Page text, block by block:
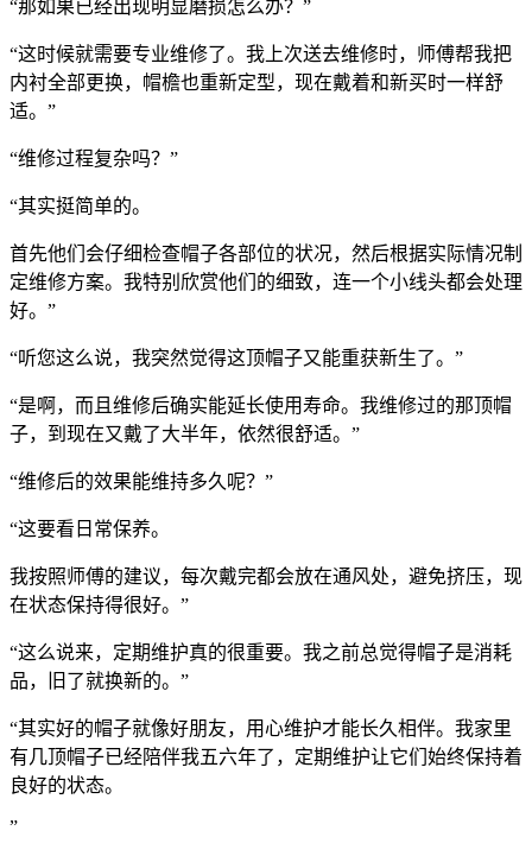
“那如果已经出现明显磨损怎么办？”
“这时候就需要专业维修了。我上次送去维修时，师傅帮我把
内衬全部更换，帽檐也重新定型，现在戴着和新买时一样舒
适。”
“维修过程复杂吗？”
“其实挺简单的。
首先他们会仔细检查帽子各部位的状况，然后根据实际情况制
定维修方案。我特别欣赏他们的细致，连一个小线头都会处理
好。”
“听您这么说，我突然觉得这顶帽子又能重获新生了。”
“是啊，而且维修后确实能延长使用寿命。我维修过的那顶帽
子，到现在又戴了大半年，依然很舒适。”
“维修后的效果能维持多久呢？”
“这要看日常保养。
我按照师傅的建议，每次戴完都会放在通风处，避免挤压，现
在状态保持得很好。”
“这么说来，定期维护真的很重要。我之前总觉得帽子是消耗
品，旧了就换新的。”
“其实好的帽子就像好朋友，用心维护才能长久相伴。我家里
有几顶帽子已经陪伴我五六年了，定期维护让它们始终保持着
良好的状态。
”